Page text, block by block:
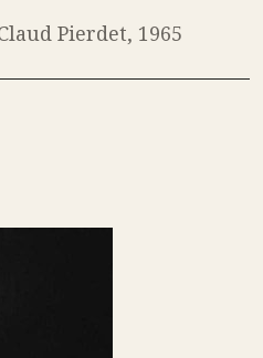
Pierdet, 1965